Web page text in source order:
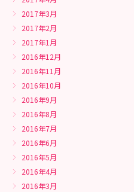
2017年3月
2017年2月
2017年1月
2016年12月
2016年11月
2016年10月
2016年9月
2016年8月
2016年7月
2016年6月
2016年5月
2016年4月
2016年3月